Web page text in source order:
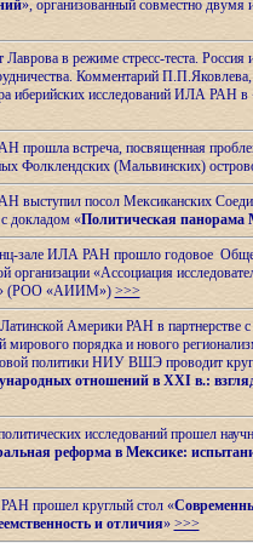
», организованный совместно двумя
в режиме стресс-теста. Россия
Комментарий П.П.Яковлева,
иберийских исследований ИЛА РАН в
прошла встреча, посвященная
Фолклендских (Мальвинских)
выступил посол Мексиканских
докладом «Политическая панорама
зале ИЛА РАН прошло годовое
организации «Ассоциация
(РОО «АИИМ») >>>
Америки РАН в партнерстве
мирового порядка и нового
политики НИУ ВШЭ проводит
отношений в XXI в.:
исследований прошел
реформа в Мексике:
прошел круглый стол «
и отличия» >>>